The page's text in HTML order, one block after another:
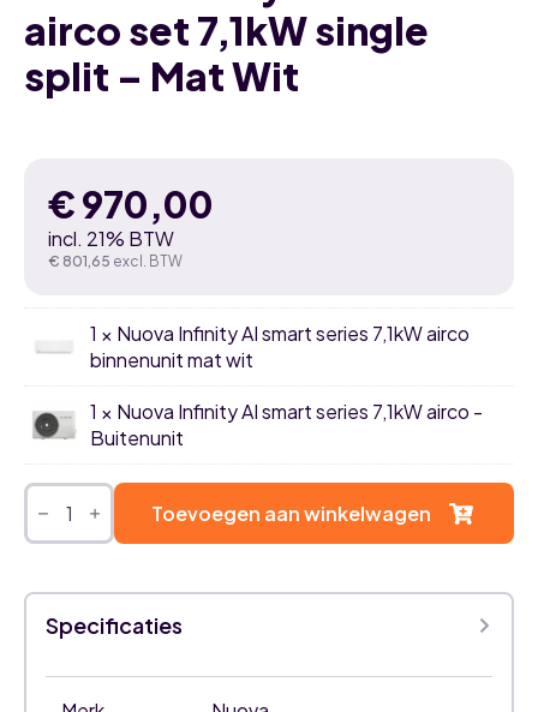
airco set 7,1kW single
split – Mat Wit
€970,00
incl. 21% BTW
€ 801,65 excl. BTW
1 × Nuova Infinity AI smart series 7,1kW airco
binnenunit mat wit
1 × Nuova Infinity AI smart series 7,1kW airco -
Buitenunit
Nuova
Infinity
Smart
set
7,1kW
single
split
Mat
Toevoegen aan winkelwagen
Specificaties